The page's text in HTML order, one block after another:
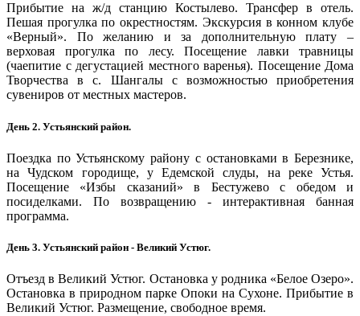
Прибытие на ж/д станцию Костылево. Трансфер в отель.
Пешая прогулка по окрестностям. Экскурсия в конном клубе
«Верный». По желанию и за дополнительную плату –
верховая прогулка по лесу. Посещение лавки травницы
(чаепитие с дегустацией местного варенья). Посещение Дома
Творчества в с. Шангалы с возможностью приобретения
сувениров от местных мастеров.
День 2. Устьянский район.
Поездка по Устьянскому району с остановками в Березнике,
на Чудском городище, у Едемской слуды, на реке Устья.
Посещение «Избы сказаний» в Бестужево с обедом и
посиделками. По возвращению - интерактивная банная
программа.
День 3. Устьянский район - Великий Устюг.
Отъезд в Великий Устюг. Остановка у родника «Белое Озеро».
Остановка в природном парке Опоки на Сухоне. Прибытие в
Великий Устюг. Размещение, свободное время.